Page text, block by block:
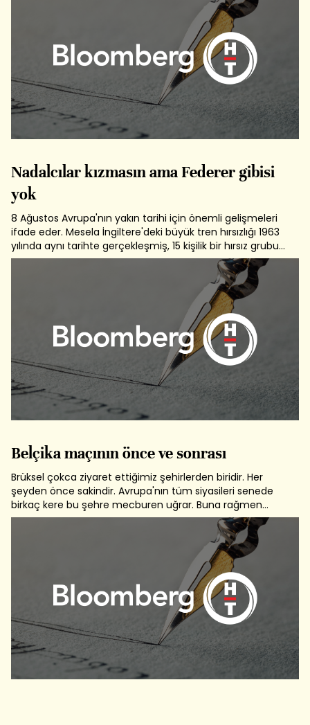
Nadalcılar kızmasın ama Federer gibisi
yok
8 Ağustos Avrupa'nın yakın tarihi için önemli gelişmeleri
ifade eder. Mesela İngiltere'deki büyük tren hırsızlığı 1963
yılında aynı tarihte gerçekleşmiş, 15 kişilik bir hırsız grubu
2.6 milyon sterlini çalmışlardı. Genesis'in ünlü solisti Phil
COLLINS'in oynadığı bir filme de konu olan bu hırsızlık...
Belçika maçının önce ve sonrası
Brüksel çokca ziyaret ettiğimiz şehirlerden biridir. Her
şeyden önce sakindir. Avrupa'nın tüm siyasileri senede
birkaç kere bu şehre mecburen uğrar. Buna rağmen
güvenlik önlemleri bizdeki gibi bunaltıcı değildir.
Belçika'nın nüfusu 10 Milyon civarındadır ve nüfus